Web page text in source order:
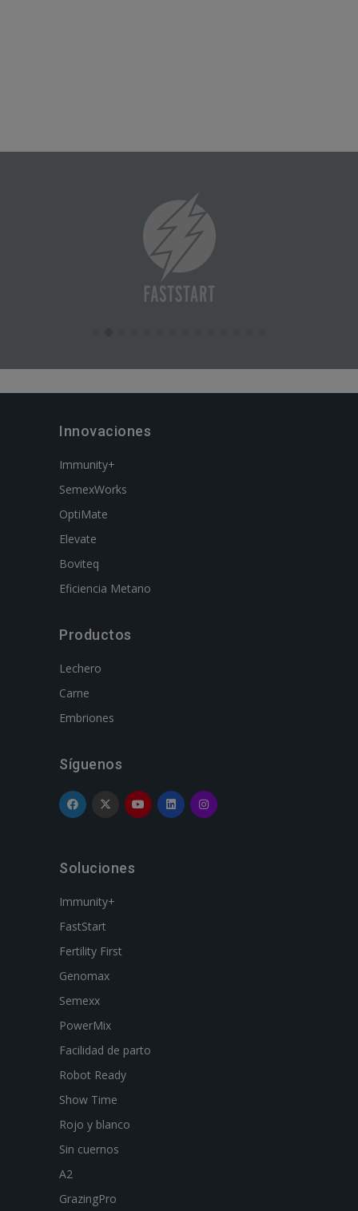
Innovaciones
Immunity+
SemexWorks
OptiMate
Elevate
Boviteq
Eficiencia Metano
Productos
Lechero
Carne
Embriones
Síguenos
Soluciones
Immunity+
FastStart
Fertility First
Genomax
Semexx
PowerMix
Facilidad de parto
Robot Ready
Show Time
Rojo y blanco
Sin cuernos
A2
GrazingPro